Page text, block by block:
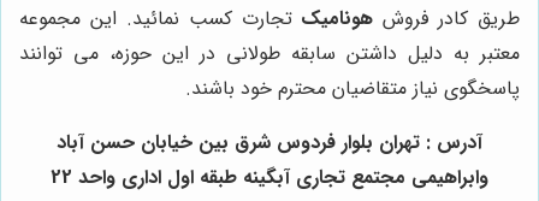
طریق کادر فروش هونامیک تجارت کسب نمائید. این مجموعه
معتبر به دلیل داشتن سابقه طولانی در این حوزه، می توانند
پاسخگوی نیاز متقاضیان محترم خود باشند.
آدرس : تهران بلوار فردوس شرق بین خیابان حسن آباد
وابراهیمی مجتمع تجاری آبگینه طبقه اول اداری واحد 22